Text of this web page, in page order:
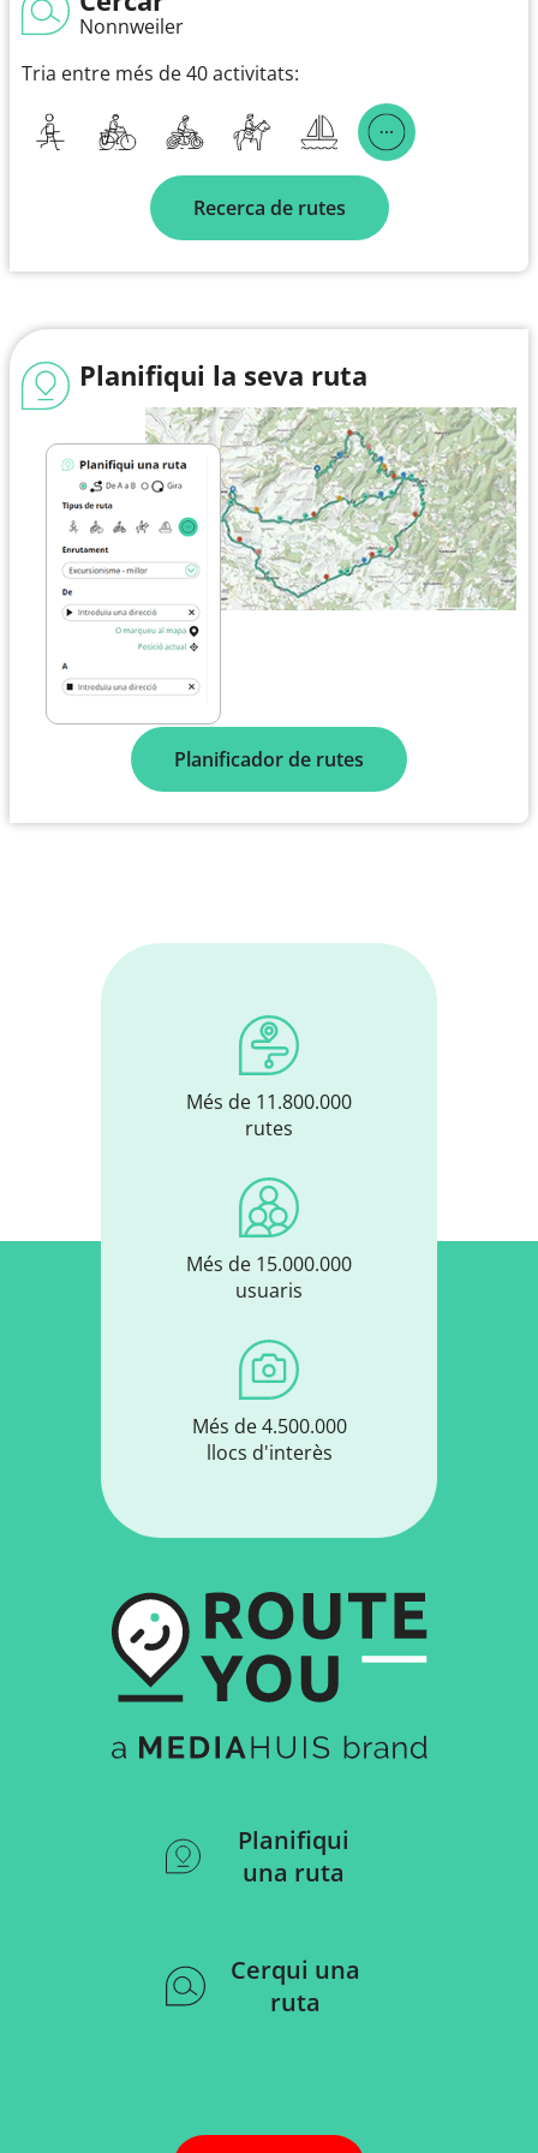
Nonnweiler
Tria entre més de 40 activitats:
Recerca de rutes
Planifiqui la seva ruta
Planificador de rutes
Més de 11.800.000
rutes
Més de 15.000.000
usuaris
Més de 4.500.000
llocs d'interès
Planifiqui
una ruta
Cerqui una
ruta